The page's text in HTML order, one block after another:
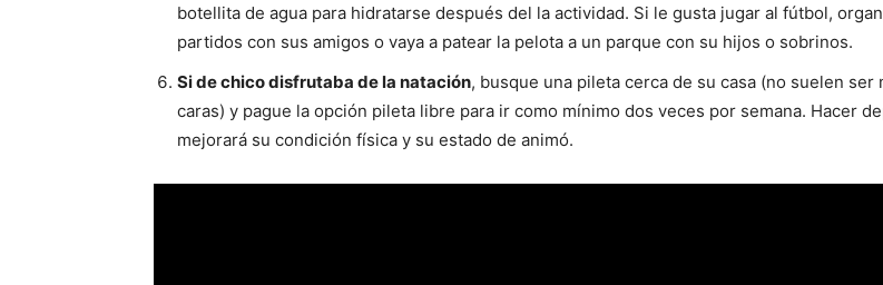
botellita de agua para hidratarse después del la actividad. Si le gusta jugar al fútbol,
partidos con sus amigos o vaya a patear la pelota a un parque con su hijos o sobrinos.
Si de chico disfrutaba de la natación, busque una pileta cerca de su casa (no suelen ser
caras) y pague la opción pileta libre para ir como mínimo dos veces por semana. Hacer
mejorará su condición física y su estado de animó.